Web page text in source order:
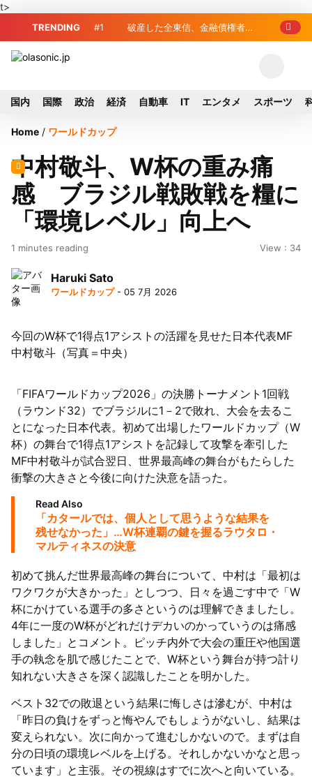
t>
TRENDING #1 破産した全東信、金融債権者リ
金融庁が融資先金
国内 国際 政治 経済 自動車 IT エンタメ スポーツ
Home / ワールドカップ
中村敬斗、W杯の重み痛
感 ブラジル戦敗戦を糧に
「環境レベル」向上へ
1 minutes reading View : 34
Haruki Sato
ワールドカップ- 05 7月 2026
今回のW杯で1得点1アシストの活躍を見せた日本代表MF
中村敬斗（写真＝中央）
「FIFAワールドカップ2026」の決勝トーナメント1回戦
（ラウンド32）でブラジルに1－2で敗れ、大会を去るこ
とになった日本代表。初めて出場したワールドカップ（W
杯）の舞台で1得点1アシストを記録して攻撃を牽引した
MF中村敬斗が試合翌日、世界最高峰の舞台がもたらした
衝撃の大きさと今後に向けた決意を語った。
Read Also
「カタールでは、個人として思うような結果を
残せなかった」…W杯連覇の鍵を握るラウタロ・
マルティネスの決意
初めて挑んだ世界最高峰の舞台について、中村は「最初は
ワクワクが大きかった」としつつ、日々を過ごす中で「W
杯にかけている選手の多さというのは理解できましたし。
4年に一度のW杯がどれだけデカいのかっていうのは痛感
しました」とコメント。ピッチ内外で大会の重圧や他国選
手の執念を肌で感じたことで、W杯という舞台が持つ計り
知れない大きさを深く認識したことを明かした。
ベスト32での敗退という結果に悔しさは滲むが、中村は
「昨日の負けをずっと悔やんでもしょうがないし、結果は
変えられない。次に向かって進むしかないので。まずは自
分の日頃の環境レベルを上げる。それしかないかなと思っ
ています」と主張。その視線はすでに次へと向いている。